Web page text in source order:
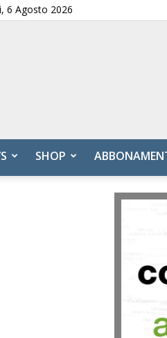
6 Agosto 2026
SHOP